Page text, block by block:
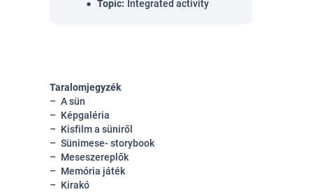
Topic: Integrated activity
Taralomjegyzék
A sün
Képgaléria
Kisfilm a süniről
Sünimese- storybook
Meseszereplők
Memória játék
Kirakó